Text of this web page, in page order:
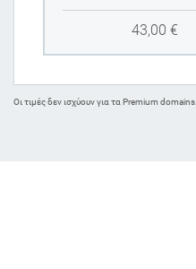
43,00 €
Oι τιμές δεν ισχύουν για τα Premium domains.